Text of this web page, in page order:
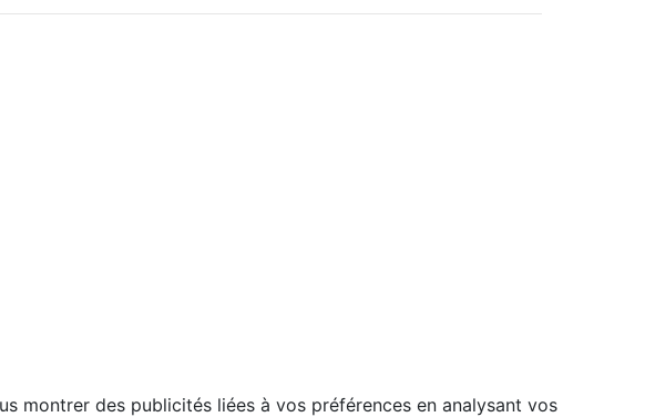
montrer des publicités liées à vos préférences en analysant vos